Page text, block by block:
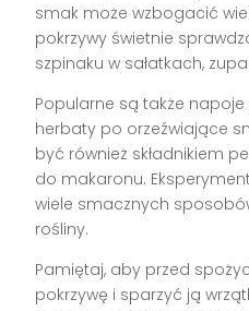
smak może wzbogacić
pokrzywy świetnie
szpinaku w sałatkach,
Popularne są także
herbaty po orzeźwiające
być również składnikiem
do makaronu.
wiele smacznych
rośliny.
Pamiętaj, aby przed
pokrzywę i sparzyć ją